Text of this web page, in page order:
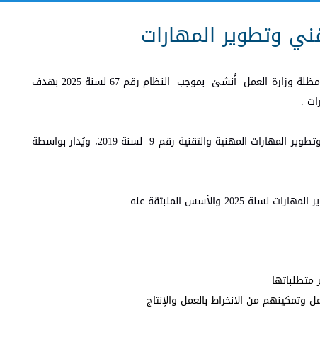
وتطوير المهارات
ذراع تمويلي تحت مظلة وزارة العمل أُنشئ بموجب النظام رقم 67 لسنة 2025 بهدف
.
يرتكز الصندوق في عمله على النظام الصادر بمقتضى المادتين 5 ، 9 من قانون تنمية وتطوير المهارات المهنية والتقنية رقم 9 لسنة 2019، ويُدار بواسطة
المنبثقة عنه .
وتمكينهم من الانخراط بالعمل والإنتاج